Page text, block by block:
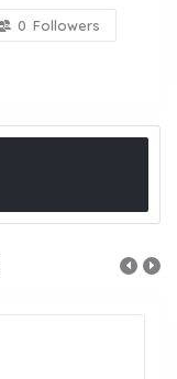
0 Followers